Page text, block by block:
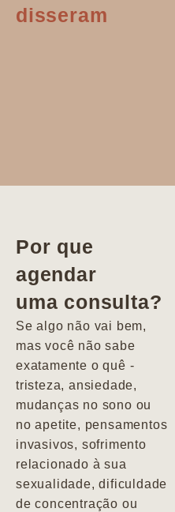
disseram
Por que
agendar
uma consulta?
Se algo não vai bem,
mas você não sabe
exatamente o quê -
tristeza, ansiedade,
mudanças no sono ou
no apetite, pensamentos
invasivos, sofrimento
relacionado à sua
sexualidade, dificuldade
de concentração ou